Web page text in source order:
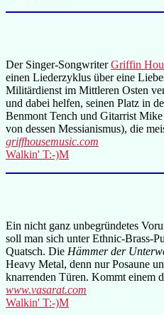
Der Singer-SongwriterGriffin
einen Liederzyklus über eine
Militärdienst im Mittleren Osten
und dabei helfen, seinen Platz in
Benmont Tench und Gitarrist
von dessen Messianismus), die
griffhousemusic.com
Walkin' T:-)M
Ein nicht ganz unbegründetes
soll man sich unter Ethnic-Brass-
Quatsch. Die Hämmer der
Heavy Metal, denn nur Posaune
knarrenden Türen. Kommt einem
www.vasarat.com
Walkin' T:-)M